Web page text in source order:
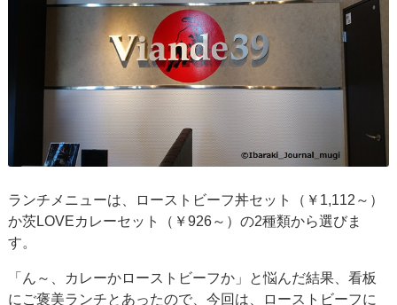
ランチメニューは、ローストビーフ丼セット（￥1,112～）
か茨LOVEカレーセット（￥926～）の2種類から選びま
す。
「ん～、カレーかローストビーフか」と悩んだ結果、看板
にご褒美ランチとあったので、今回は、ローストビーフに